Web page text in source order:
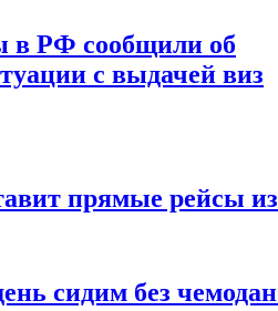
в РФ сообщили об
с выдачей виз
прямые рейсы
сидим без